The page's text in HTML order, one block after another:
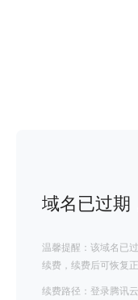
域名已过期
温馨提醒：该域名已
续费，续费后可恢复
续费路径：登录腾讯